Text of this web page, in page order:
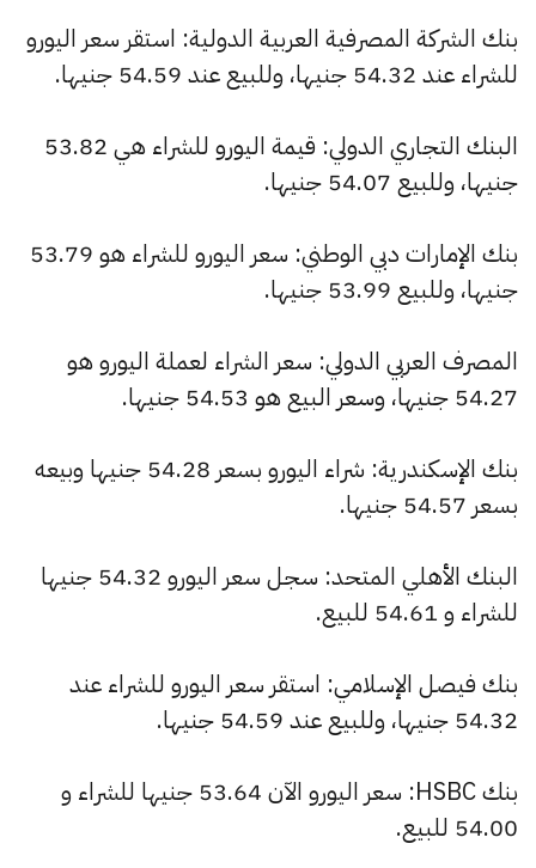
بنك الشركة المصرفية العربية الدولية: استقر سعر اليورو
للشراء عند 54.32 جنيها، وللبيع عند 54.59 جنيها.
البنك التجاري الدولي: قيمة اليورو للشراء هي 53.82
جنيها، وللبيع 54.07 جنيها.
بنك الإمارات دبي الوطني: سعر اليورو للشراء هو 53.79
جنيها، وللبيع 53.99 جنيها.
المصرف العربي الدولي: سعر الشراء لعملة اليورو هو
54.27 جنيها، وسعر البيع هو 54.53 جنيها.
بنك الإسكندرية: شراء اليورو بسعر 54.28 جنيها وبيعه
بسعر 54.57 جنيها.
البنك الأهلي المتحد: سجل سعر اليورو 54.32 جنيها
للشراء و 54.61 للبيع.
بنك فيصل الإسلامي: استقر سعر اليورو للشراء عند
54.32 جنيها، وللبيع عند 54.59 جنيها.
بنك HSBC: سعر اليورو الآن 53.64 جنيها للشراء و
54.00 للبيع.